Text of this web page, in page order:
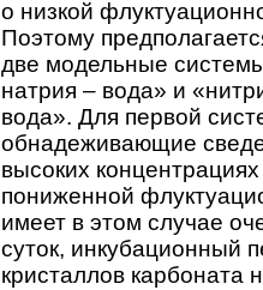
о низкой
Поэтому
две модельные
натрия – ​вода» и
вода». Для первой
обнадеживающие
высоких
пониженной
имеет в этом случае
суток, инкубационный
кристаллов карбоната